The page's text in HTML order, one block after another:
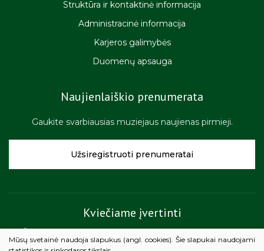
Struktūra ir kontaktinė informacija
Administracinė informacija
Karjeros galimybės
Duomenų apsauga
Naujienlaiškio prenumerata
Gaukite svarbiausias muziejaus naujienas pirmieji.
Užsiregistruoti prenumeratai
Kviečiame įvertinti
Žemaičių muziejaus „Alka“ teikiamų paslaugų kokybę.
Mūsų svetainė naudoja slapukus (angl. cookies). Šie slapukai naudojami